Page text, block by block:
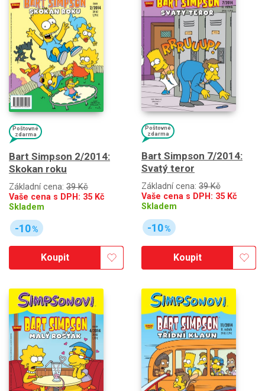
Poštovné
zdarma
Bart Simpson 2/2014:
Skokan roku
Základní cena: 39 Kč
Vaše cena s DPH: 35 Kč
Skladem
-10%
Koupit
Poštovné
zdarma
Bart Simpson 7/2014:
Svatý teror
Základní cena: 39 Kč
Vaše cena s DPH: 35 Kč
Skladem
-10%
Koupit